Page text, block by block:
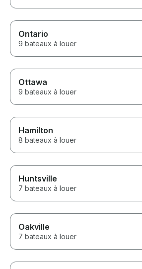
Ontario
9 bateaux à louer
Ottawa
9 bateaux à louer
Hamilton
8 bateaux à louer
Huntsville
7 bateaux à louer
Oakville
7 bateaux à louer